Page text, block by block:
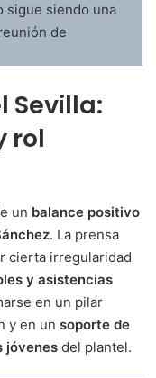
sigue siendo una
de
Sevilla:
rol
un balance positivo
. La prensa
cierta irregularidad
y asistencias
en un pilar
y en un soporte de
jóvenes del plantel.